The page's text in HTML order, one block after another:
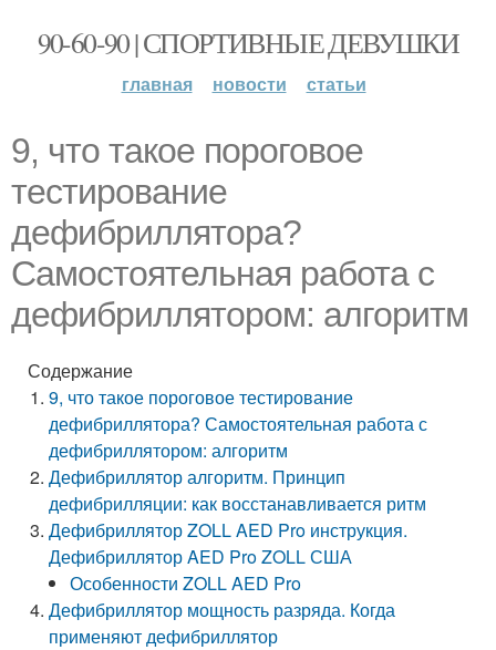
90-60-90 | СПОРТИВНЫЕ ДЕВУШКИ
главная новости статьи
9, что такое пороговое
тестирование
дефибриллятора?
Самостоятельная работа с
дефибриллятором: алгоритм
Содержание
9, что такое пороговое тестирование
дефибриллятора? Самостоятельная работа с
дефибриллятором: алгоритм
Дефибриллятор алгоритм. Принцип
дефибрилляции: как восстанавливается ритм
Дефибриллятор ZOLL AED Pro инструкция.
Дефибриллятор AED Pro ZOLL США
Особенности ZOLL AED Pro
Дефибриллятор мощность разряда. Когда
применяют дефибриллятор